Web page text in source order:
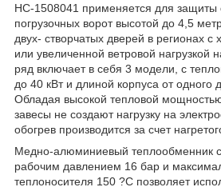
НС-1508041 применяется для защиты
погрузочных ворот высотой до 4,5
двух- створчатых дверей в регионах
или увеличенной ветровой
ряд включает в себя 3 модели, с
до 40 кВт и длиной корпуса от одного
Обладая высокой тепловой
завесы не создают нагрузку на
обогрев производится за счет
Медно-алюминиевый теплообменник
рабочим давлением 16 бар и
теплоносителя 150 ?С позволяет